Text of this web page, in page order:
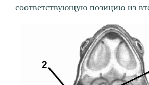
соответствующую позицию из